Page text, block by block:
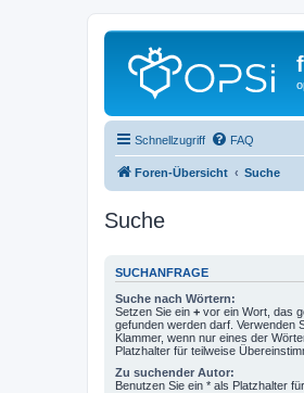
Schnellzugriff FAQ
Foren-Übersicht Suche
Suche
SUCHANFRAGE
Suche nach Wörtern:
Setzen Sie ein + vor ein Wort, das
gefunden werden darf. Verwenden
Klammer, wenn nur eines der
Platzhalter für teilweise
Zu suchender Autor:
Benutzen Sie ein * als Platzhalter